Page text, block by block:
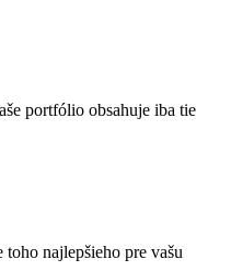
portfólio obsahuje iba tie
najlepšieho pre vašu